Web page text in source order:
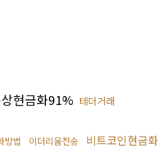
현금화91% 테더거래
방법 이더리움전송 비트코인현금화